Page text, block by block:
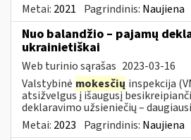
Metai: 2021 Pagrindinis: Naujiena
Nuo balandžio – pajamų
ukrainietiškai
Web turinio sąrašas 2023-03-16
Valstybinė mokesčių inspekcija
atsižvelgus į išaugusį
deklaravimo užsieniečių –
Metai: 2023 Pagrindinis: Naujiena